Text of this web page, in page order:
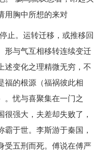
用胸中所想的来对
止。运转迁移，或推移回
形与气互相移转连续变迁
述变化之理精微无穷，不
福的根源（福祸彼此相
。忧与喜聚集在一门之
强大，夫差却失败了，
于世。李斯游于秦国，
受五刑而死。傅说在傅严